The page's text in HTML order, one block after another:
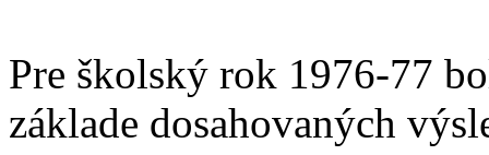
Pre školský rok 1976-77
základe dosahovaných